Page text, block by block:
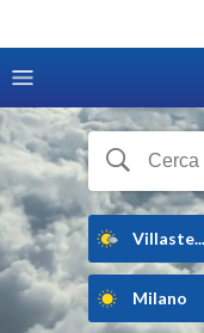
Villaste...
Milano